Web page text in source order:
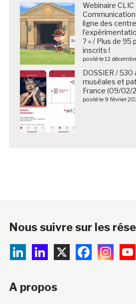
Webinaire CLIC
ligne des
? » / Plus de 95
inscrits !
posté le 12
DOSSIER /
muséales et
France (09/02/
posté le 9 février
Nous suivre sur les
A propos